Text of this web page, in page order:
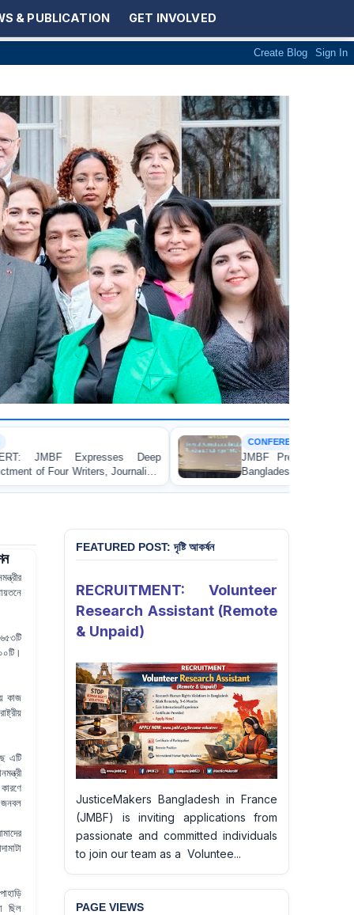
& PUBLICATION GET INVOLVED
Deep
CONFERENCE
JMBF President Highlights Bisexual
Bangladesh at the Bi+ World Conference in
কাজ
এটি
জনবল
ছিল
FEATURED POST: দৃষ্টি আকর্ষন
RECRUITMENT: Volunteer
Research Assistant (Remote
& Unpaid)
JusticeMakers Bangladesh in France
(JMBF) is inviting applications from
passionate and committed individuals
to join our team as a Voluntee...
PAGE VIEWS